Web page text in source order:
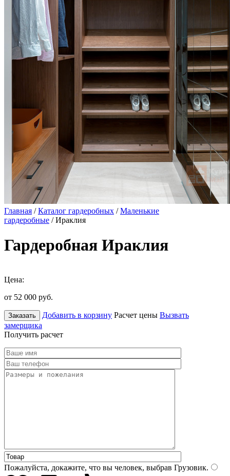
Главная /Каталог гардеробных /Маленькие
гардеробные / Ираклия
Гардеробная Ираклия
Цена:
от 52 000 руб.
Заказать Добавить в корзину Расчет цены Вызвать
замерщика
Получить расчет
Пожалуйста, докажите, что вы человек, выбрав Грузовик.